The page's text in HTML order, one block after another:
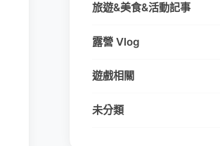
旅遊&美食&活動記事
露營 Vlog
遊戲相關
未分類